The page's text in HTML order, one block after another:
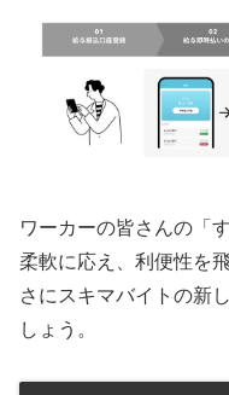
ワーカーの皆さんの「
柔軟に応え、利便性を
さにスキマバイトの新
しょう。